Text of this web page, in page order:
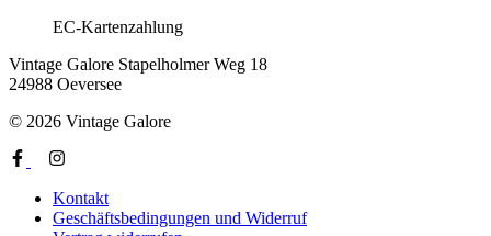
EC-Kartenzahlung
Vintage Galore Stapelholmer Weg 18
24988 Oeversee
© 2026 Vintage Galore
Kontakt
Geschäftsbedingungen und Widerruf